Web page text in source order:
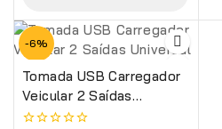
-6%
Tomada USB Carregador
Veicular 2 Saídas
Universal